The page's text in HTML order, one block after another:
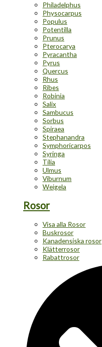
Philadelphus
Physocarpus
Populus
Potentilla
Prunus
Pterocarya
Pyracantha
Pyrus
Quercus
Rhus
Ribes
Robinia
Salix
Sambucus
Sorbus
Spiraea
Stephanandra
Symphoricarpos
Syringa
Tilia
Ulmus
Viburnum
Weigela
Rosor
Visa alla Rosor
Buskrosor
Kanadensiska rosor
Klätterrosor
Rabattrosor